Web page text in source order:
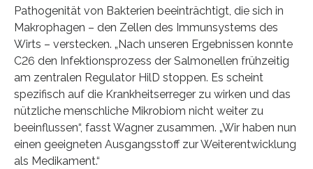
Pathogenität von Bakterien beeinträchtigt, die sich in
Makrophagen – den Zellen des Immunsystems des
Wirts – verstecken. „Nach unseren Ergebnissen konnte
C26 den Infektionsprozess der Salmonellen frühzeitig
am zentralen Regulator HilD stoppen. Es scheint
spezifisch auf die Krankheitserreger zu wirken und das
nützliche menschliche Mikrobiom nicht weiter zu
beeinflussen“, fasst Wagner zusammen. „Wir haben nun
einen geeigneten Ausgangsstoff zur Weiterentwicklung
als Medikament.“